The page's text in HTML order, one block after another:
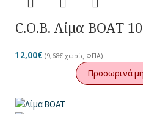
C.O.B. Λίμα BOAT
12,00€ (9,68€ χωρίς ΦΠΑ)
Προσωρινά